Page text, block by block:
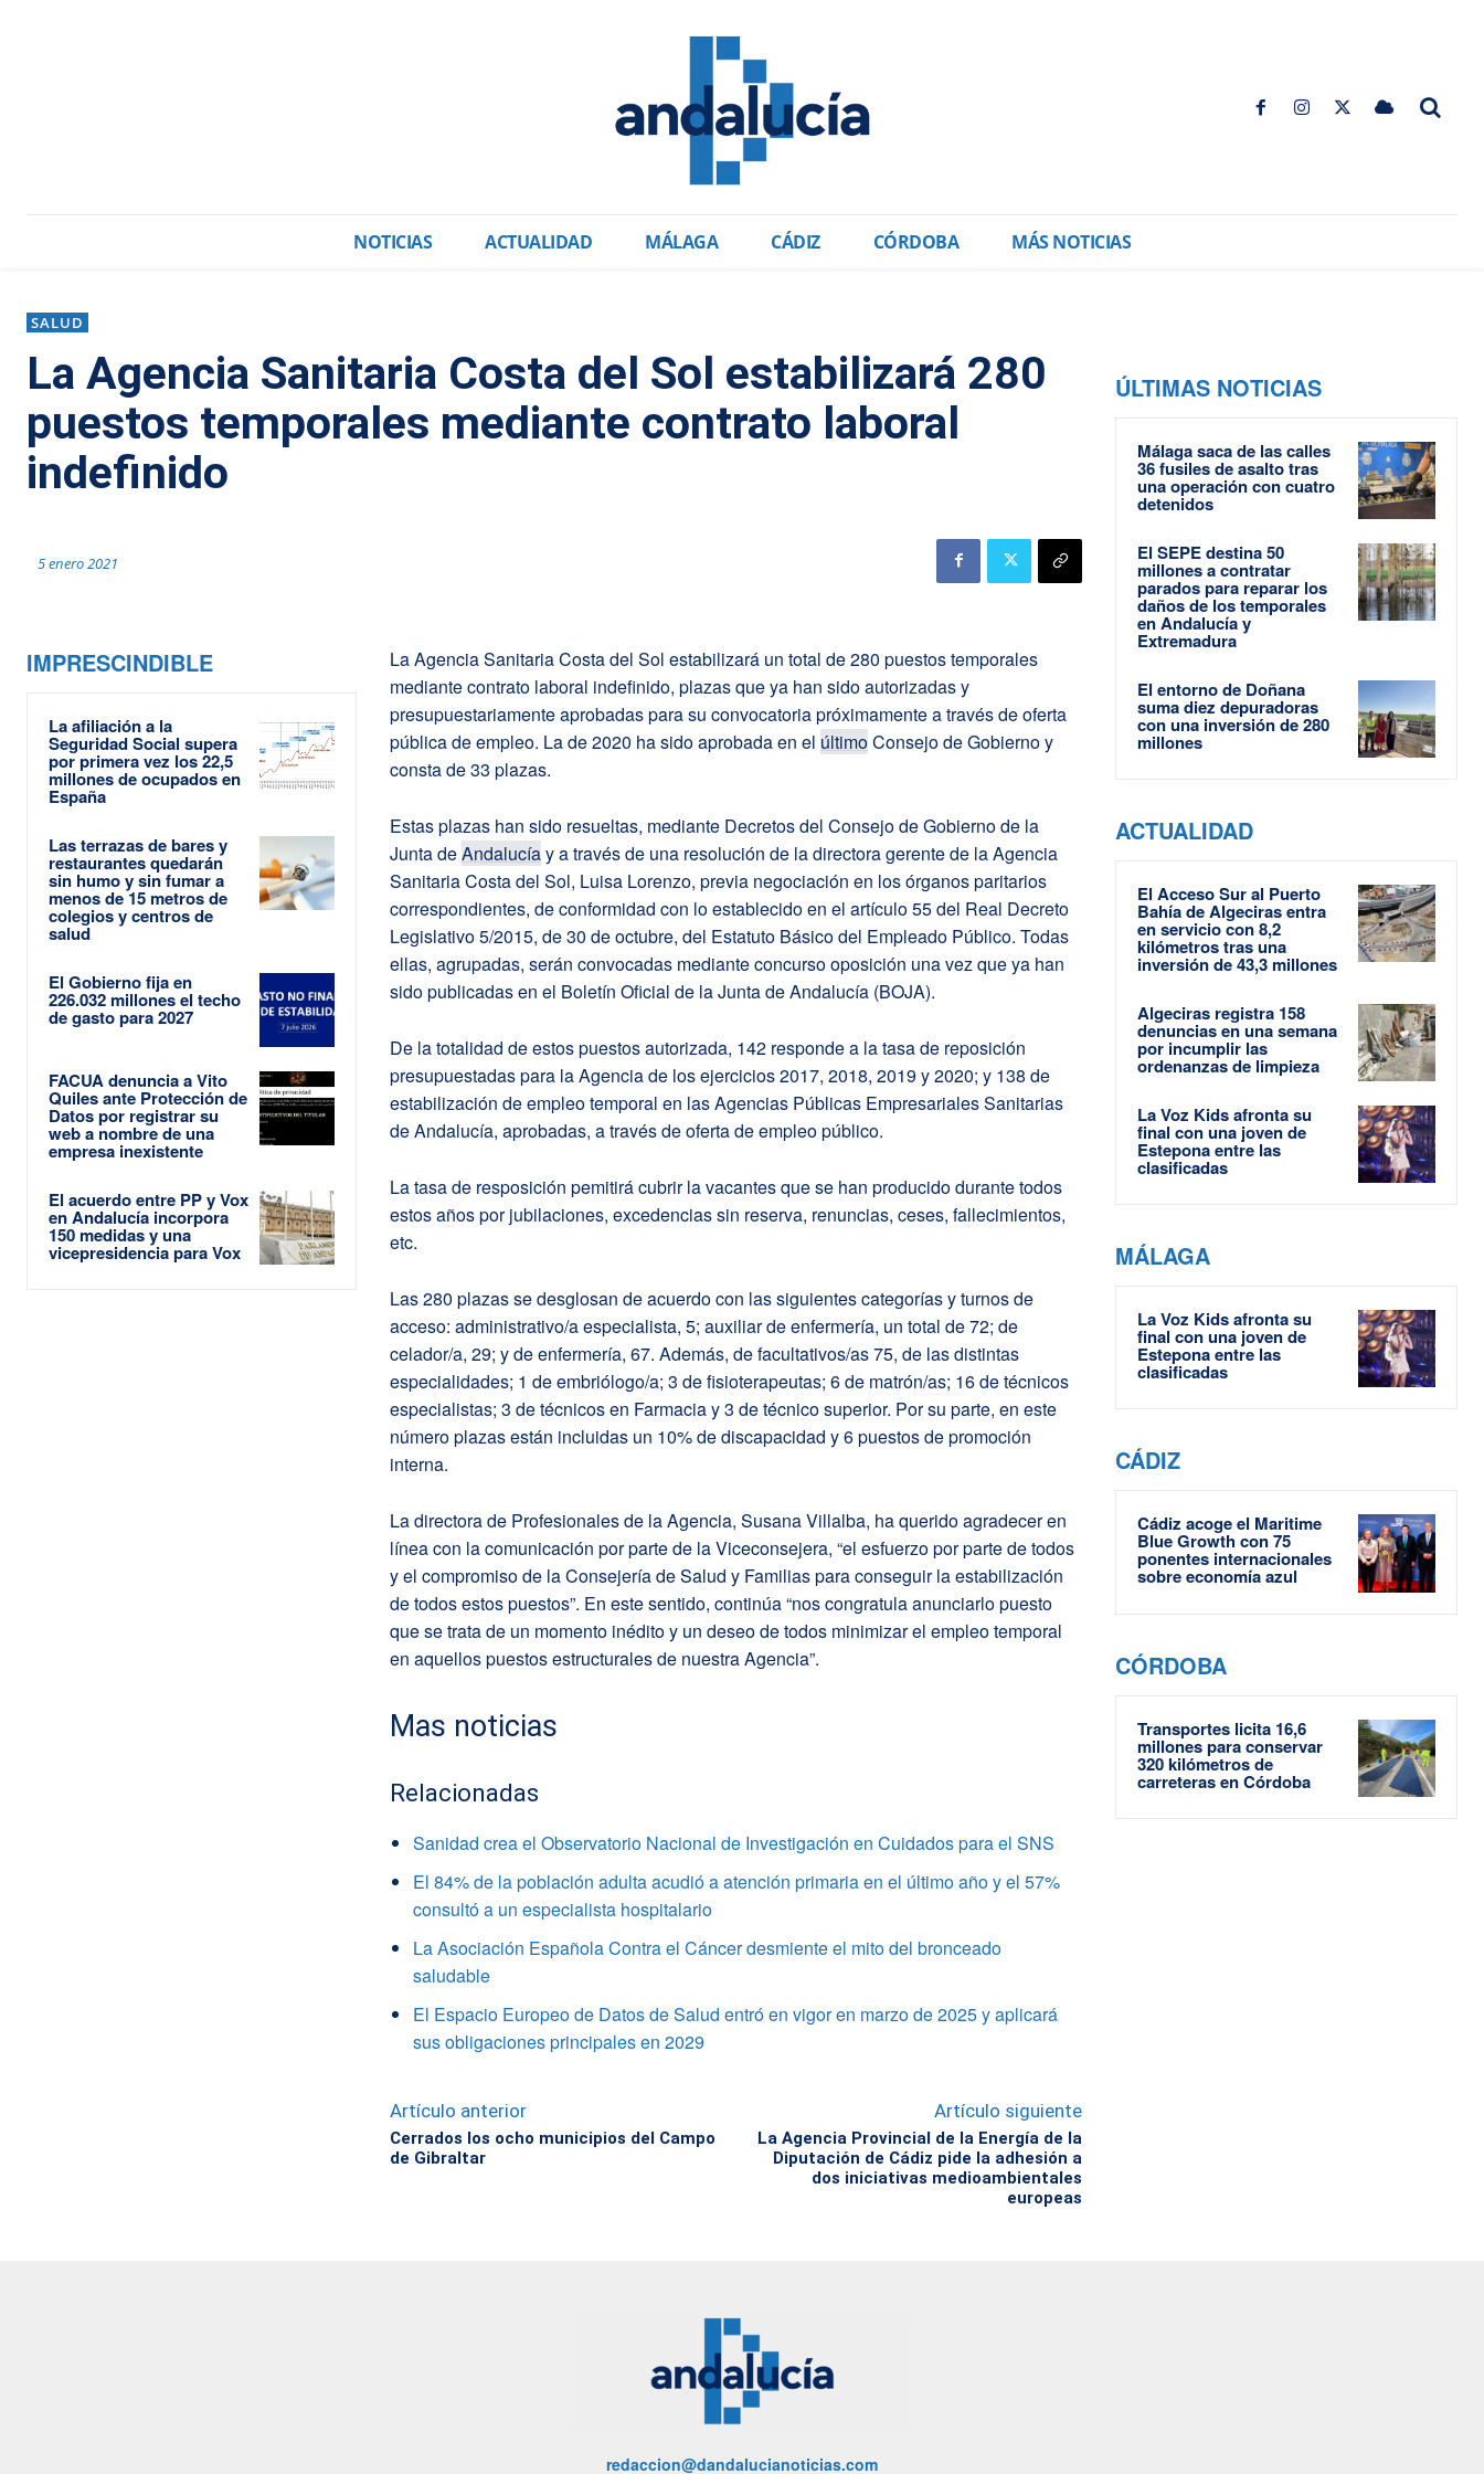
NOTICIAS ACTUALIDAD MÁLAGA CÁDIZ CÓRDOBA MÁS NOTICIAS
SALUD
La Agencia Sanitaria Costa del Sol estabilizará 280
puestos temporales mediante contrato laboral
indefinido
5 enero 2021
IMPRESCINDIBLE
La afiliación a la
Seguridad Social supera
por primera vez los 22,5
millones de ocupados en
España
Las terrazas de bares y
restaurantes quedarán
sin humo y sin fumar a
menos de 15 metros de
colegios y centros de
salud
El Gobierno fija en
226.032 millones el techo
de gasto para 2027
FACUA denuncia a Vito
Quiles ante Protección de
Datos por registrar su
web a nombre de una
empresa inexistente
El acuerdo entre PP y Vox
en Andalucía incorpora
150 medidas y una
vicepresidencia para Vox
La Agencia Sanitaria Costa del Sol estabilizará un total de 280 puestos temporales
mediante contrato laboral indefinido, plazas que ya han sido autorizadas y
presupuestariamente aprobadas para su convocatoria próximamente a través de oferta
pública de empleo. La de 2020 ha sido aprobada en el últimoConsejo de Gobierno y
consta de 33 plazas.
Estas plazas han sido resueltas, mediante Decretos del Consejo de Gobierno de la
Junta deAndalucíay a través de una resolución de la directora gerente de la Agencia
Sanitaria Costa del Sol, Luisa Lorenzo, previa negociación en los órganos paritarios
correspondientes, de conformidad con lo establecido en el artículo 55 del Real Decreto
Legislativo 5/2015, de 30 de octubre, del Estatuto Básico del Empleado Público. Todas
ellas, agrupadas, serán convocadas mediante concurso oposición una vez que ya han
sido publicadas en el Boletín Oficial de la Junta de Andalucía (BOJA).
De la totalidad de estos puestos autorizada, 142 responde a la tasa de reposición
presupuestadas para la Agencia de los ejercicios 2017, 2018, 2019 y 2020; y 138 de
estabilización de empleo temporal en las Agencias Públicas Empresariales Sanitarias
de Andalucía, aprobadas, a través de oferta de empleo público.
La tasa de resposición pemitirá cubrir la vacantes que se han producido durante todos
estos años por jubilaciones, excedencias sin reserva, renuncias, ceses, fallecimientos,
etc.
Las 280 plazas se desglosan de acuerdo con las siguientes categorías y turnos de
acceso: administrativo/a especialista, 5; auxiliar de enfermería, un total de 72; de
celador/a, 29; y de enfermería, 67. Además, de facultativos/as 75, de las distintas
especialidades; 1 de embriólogo/a; 3 de fisioterapeutas; 6 de matrón/as; 16 de técnicos
especialistas; 3 de técnicos en Farmacia y 3 de técnico superior. Por su parte, en este
número plazas están incluidas un 10% de discapacidad y 6 puestos de promoción
interna.
La directora de Profesionales de la Agencia, Susana Villalba, ha querido agradecer en
línea con la comunicación por parte de la Viceconsejera, “el esfuerzo por parte de todos
y el compromiso de la Consejería de Salud y Familias para conseguir la estabilización
de todos estos puestos”. En este sentido, continúa “nos congratula anunciarlo puesto
que se trata de un momento inédito y un deseo de todos minimizar el empleo temporal
en aquellos puestos estructurales de nuestra Agencia”.
Mas noticias
Relacionadas
Sanidad crea el Observatorio Nacional de Investigación en Cuidados para el SNS
El 84% de la población adulta acudió a atención primaria en el último año y el 57%
consultó a un especialista hospitalario
La Asociación Española Contra el Cáncer desmiente el mito del bronceado
saludable
El Espacio Europeo de Datos de Salud entró en vigor en marzo de 2025 y aplicará
sus obligaciones principales en 2029
Artículo anterior
Cerrados los ocho municipios del Campo
de Gibraltar
Artículo siguiente
La Agencia Provincial de la Energía de la
Diputación de Cádiz pide la adhesión a
dos iniciativas medioambientales
europeas
ÚLTIMAS NOTICIAS
Málaga saca de las calles
36 fusiles de asalto tras
una operación con cuatro
detenidos
El SEPE destina 50
millones a contratar
parados para reparar los
daños de los temporales
en Andalucía y
Extremadura
El entorno de Doñana
suma diez depuradoras
con una inversión de 280
millones
ACTUALIDAD
El Acceso Sur al Puerto
Bahía de Algeciras entra
en servicio con 8,2
kilómetros tras una
inversión de 43,3 millones
Algeciras registra 158
denuncias en una semana
por incumplir las
ordenanzas de limpieza
La Voz Kids afronta su
final con una joven de
Estepona entre las
clasificadas
MÁLAGA
La Voz Kids afronta su
final con una joven de
Estepona entre las
clasificadas
CÁDIZ
Cádiz acoge el Maritime
Blue Growth con 75
ponentes internacionales
sobre economía azul
CÓRDOBA
Transportes licita 16,6
millones para conservar
320 kilómetros de
carreteras en Córdoba
redaccion@dandalucianoticias.com